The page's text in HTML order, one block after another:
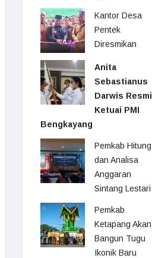
Kantor Desa
Pentek
Diresmikan
Anita
Sebastianus
Darwis Resmi
Ketuai PMI
Bengkayang
Pemkab Hitung
dan Analisa
Anggaran
Sintang Lestari
Pemkab
Ketapang Akan
Bangun Tugu
Ikonik Baru